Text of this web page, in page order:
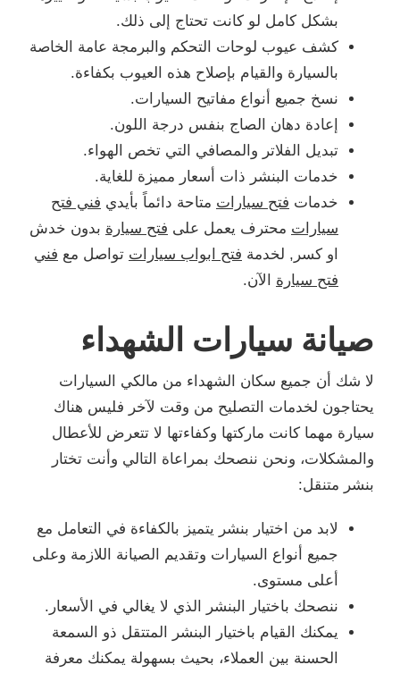
بشكل كامل لو كانت تحتاج إلى ذلك.
كشف عيوب لوحات التحكم والبرمجة عامة الخاصة
بالسيارة والقيام بإصلاح هذه العيوب بكفاءة.
نسخ جميع أنواع مفاتيح السيارات.
إعادة دهان الصاج بنفس درجة اللون.
تبديل الفلاتر والمصافي التي تخص الهواء.
خدمات البنشر ذات أسعار مميزة للغاية.
خدمات فتح سيارات متاحة دائماً بأيدي فني فتح
سيارات محترف يعمل على فتح سيارة بدون خدش
او كسر, لخدمة فتح ابواب سيارات تواصل مع فني
فتح سيارة الآن.
صيانة سيارات الشهداء
لا شك أن جميع سكان الشهداء من مالكي السيارات
يحتاجون لخدمات التصليح من وقت لآخر فليس هناك
سيارة مهما كانت ماركتها وكفاءتها لا تتعرض للأعطال
والمشكلات، ونحن ننصحك بمراعاة التالي وأنت تختار
بنشر متنقل:
لابد من اختيار بنشر يتميز بالكفاءة في التعامل مع
جميع أنواع السيارات وتقديم الصيانة اللازمة وعلى
أعلى مستوى.
ننصحك باختيار البنشر الذي لا يغالي في الأسعار.
يمكنك القيام باختيار البنشر المتتقل ذو السمعة
الحسنة بين العملاء، بحيث بسهولة يمكنك معرفة